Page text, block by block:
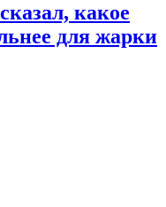
какое
для жарки